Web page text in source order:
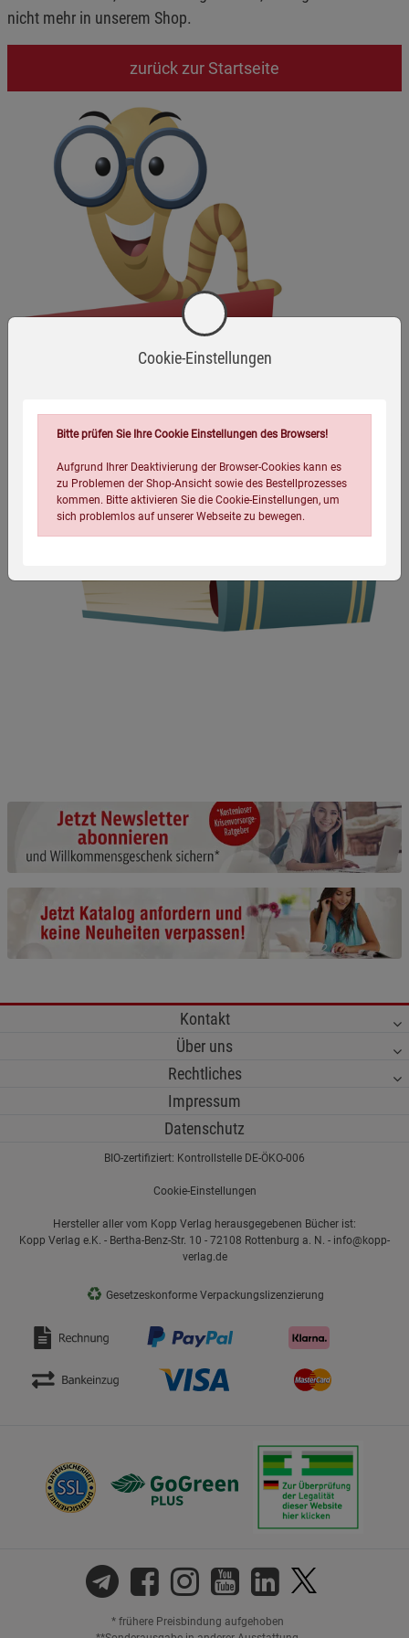
nicht mehr in unserem Shop.
zurück zur Startseite
Kontakt
Über uns
Rechtliches
Impressum
Datenschutz
BIO-zertifiziert: Kontrollstelle DE-ÖKO-006
Cookie-Einstellungen
Hersteller aller vom Kopp Verlag herausgegebenen Bücher ist:
Kopp Verlag e.K. - Bertha-Benz-Str. 10 - 72108 Rottenburg a. N. - info@kopp-
verlag.de
♻ Gesetzeskonforme Verpackungslizenzierung
* frühere Preisbindung aufgehoben
Cookie-Einstellungen
Bitte prüfen Sie Ihre Cookie Einstellungen des Browsers!
Aufgrund Ihrer Deaktivierung der Browser-Cookies kann es
zu Problemen der Shop-Ansicht sowie des Bestellprozesses
kommen. Bitte aktivieren Sie die Cookie-Einstellungen, um
sich problemlos auf unserer Webseite zu bewegen.
Beschreibung Notwendige Cookies
Cookie-Informationenanzeigen
Funktionale Cookies (1) Funktionale
Beschreibung Funktionale Cookies
anzeigen
Statistik Cookies (2) Statistik Cookies
Beschreibung Statistik Cookies
Cookie-Informationen
Marketing Cookies (3)
Datenschutzerklärung Impressum